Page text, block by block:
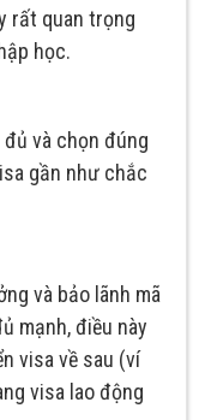
rất quan trọng
học.
và chọn đúng
gần như chắc
và bảo lãnh mã
mạnh, điều này
visa về sau (ví
visa lao động